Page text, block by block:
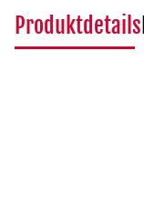
Produktdetails